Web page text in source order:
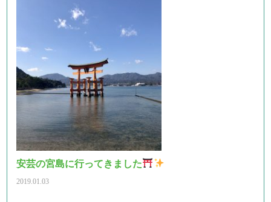
安芸の宮島に行ってきました
2019.01.03